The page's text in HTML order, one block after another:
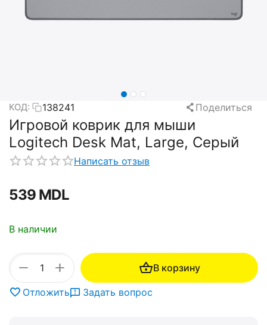
КОД: 138241 Поделиться
Игровой коврик для мыши
Logitech Desk Mat, Large, Серый
Написать отзыв
‍539‍ MDL
В наличии
+
− В корзину
Отложить Задать вопрос